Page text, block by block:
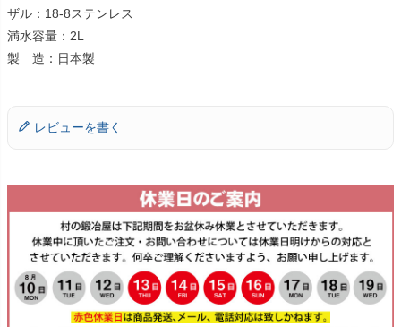
ザル：18-8ステンレス
満水容量：2L
製 造：日本製
レビューを書く